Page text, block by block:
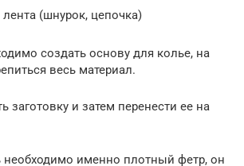
лента (шнурок, цепочка)
создать основу для колье, на
весь материал.
заготовку и затем перенести ее на
именно плотный фетр, он